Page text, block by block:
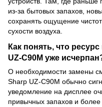
из-за бытовых запахов,
сохранять ощущение
сухости воздуха.
Как понять, что
UZ-C90M уже
О необходимости замены
Sharp UZ-C90M обычно
уведомление на дисплее
привычных запахов и